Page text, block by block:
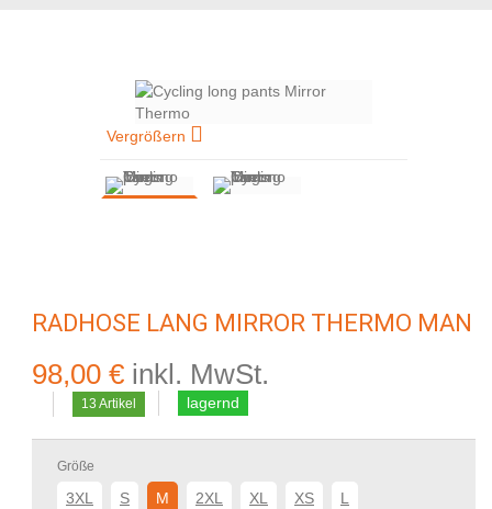
Vergrößern
RADHOSE LANG MIRROR THERMO MAN
98,00 € inkl. MwSt.
13 Artikel lagernd
Größe
3XL S M 2XL XL XS L